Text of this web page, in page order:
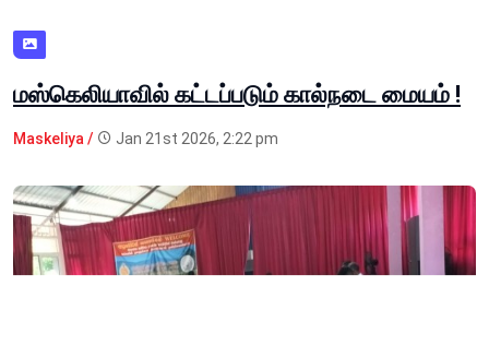
மஸ்கெலியாவில் கட்டப்படும் கால்நடை மையம் !
Maskeliya / Jan 21st 2026, 2:22 pm